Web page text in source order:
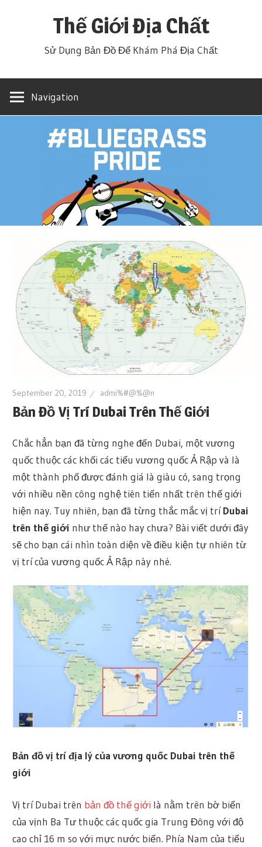
Thế Giới Địa Chất
Sử Dụng Bản Đồ Để Khám Phá Địa Chất
Navigation
September 20, 2019 admi%#@%@n
Bản Đồ Vị Trí Dubai Trên Thế Giới
Chắc hẳn bạn đã từng nghe đến Dubai, một vương
quốc thuộc các khối các tiểu vương quốc Ả Rập và là
một thành phố được đánh giá là giàu có, sang trọng
với nhiều nền công nghệ tiên tiến nhất trên thế giới
hiện nay. Tuy nhiên, bạn đã từng thắc mắc vị tríDubai
trên thế giới như thế nào hay chưa? Bài viết dưới đây
sẽ cho bạn cái nhìn toàn diện về điều kiện tự nhiên từ
vị trí của vương quốc Ả Rập này nhé.
Bản đồ vị trí địa lý của vương quốc Dubai trên thế
giới
Vị trí Dubai trên bản đồ thế giới là nằm trên bờ biển
của vịnh Ba Tư thuộc các quốc gia Trung Đông với độ
cao chỉ 16 m so với mực nước biển. Phía Nam của tiểu